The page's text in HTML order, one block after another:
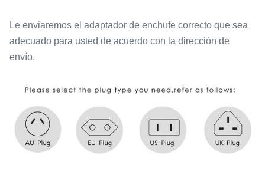
Le enviaremos el adaptador de enchufe correcto que sea
adecuado para usted de acuerdo con la dirección de
envío.